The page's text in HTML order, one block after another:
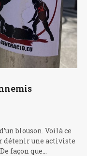
blouson. Voilà ce
détenir une activiste
façon que…